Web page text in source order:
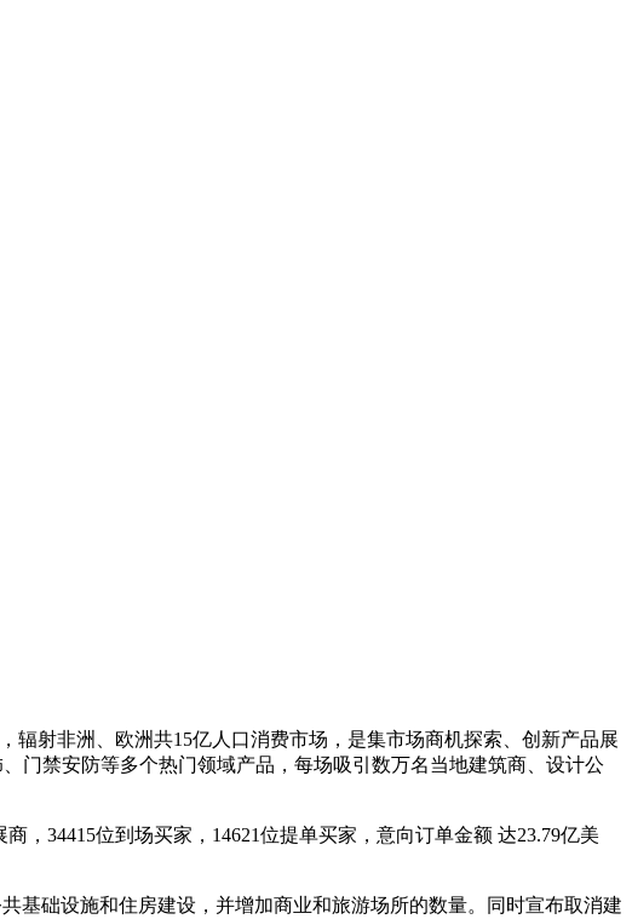
辐射非洲、欧洲共15亿人口消费市场，是集市场商机探索、创新产品展
门禁安防等多个热门领域产品，每场吸引数万名当地建筑商、设计公
，34415位到场买家，14621位提单买家，意向订单金额 达23.79亿美
基础设施和住房建设，并增加商业和旅游场所的数量。同时宣布取消建